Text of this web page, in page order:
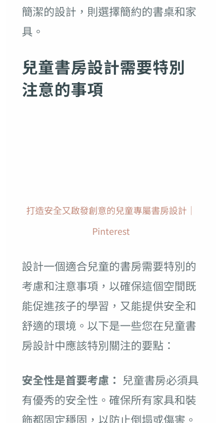
簡潔的設計，則選擇簡約的書桌和家
具。
兒童書房設計需要特別
注意的事項
打造安全又啟發創意的兒童專屬書房設計｜
Pinterest
設計一個適合兒童的書房需要特別的
考慮和注意事項，以確保這個空間既
能促進孩子的學習，又能提供安全和
舒適的環境。以下是一些您在兒童書
房設計中應該特別關注的要點：
安全性是首要考慮： 兒童書房必須具
有優秀的安全性。確保所有家具和裝
飾都固定穩固，以防止倒塌或傷害。